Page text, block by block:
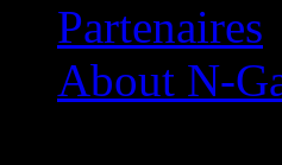
Partenaires
About N-